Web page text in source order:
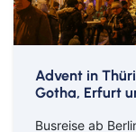
Advent in
Gotha, Erfurt
Busreise ab